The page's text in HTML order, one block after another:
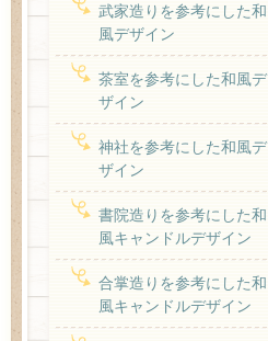
武家造りを参考にした和
風デザイン
茶室を参考にした和風デ
ザイン
神社を参考にした和風デ
ザイン
書院造りを参考にした和
風キャンドルデザイン
合掌造りを参考にした和
風キャンドルデザイン